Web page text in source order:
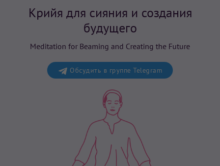
Крийя для сияния и создания
будущего
Meditation for Beaming and Creating the Future
Обсудить в группе Telegram